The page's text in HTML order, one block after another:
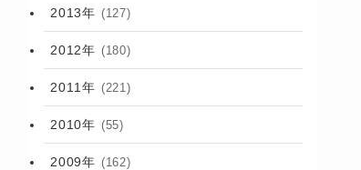
2013年 (127)
2012年 (180)
2011年 (221)
2010年 (55)
2009年 (162)